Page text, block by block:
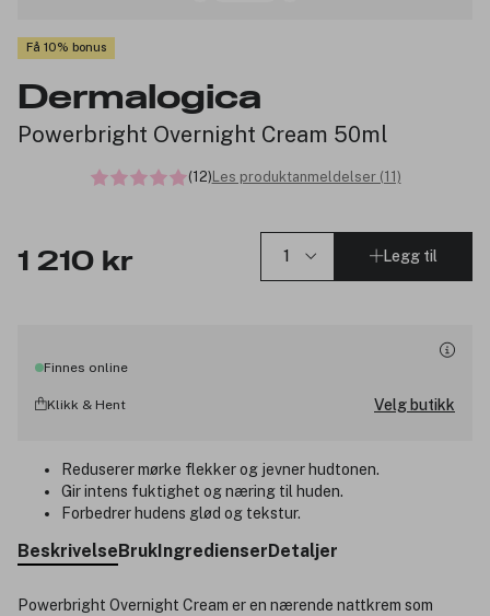
Få 10% bonus
Dermalogica
Powerbright Overnight Cream 50ml
(12)Les produktanmeldelser (11)
1 210 kr Legg til
Finnes online
Klikk & Hent Velg butikk
Reduserer mørke flekker og jevner hudtonen.
Gir intens fuktighet og næring til huden.
Forbedrer hudens glød og tekstur.
BeskrivelseBrukIngredienserDetaljer
Powerbright Overnight Cream er en nærende nattkrem som